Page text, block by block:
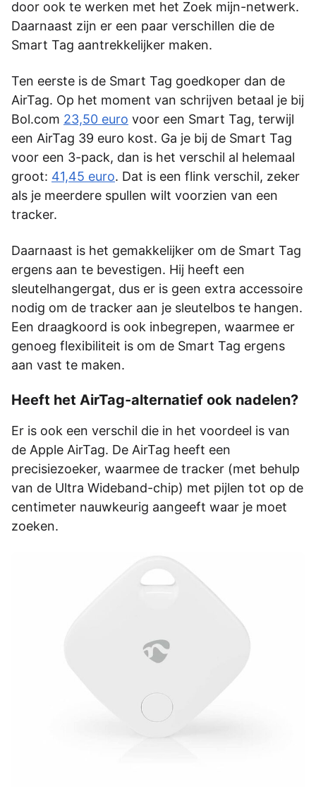
door ook te werken met het Zoek mijn-netwerk.
Daarnaast zijn er een paar verschillen die de
Smart Tag aantrekkelijker maken.
Ten eerste is de Smart Tag goedkoper dan de
AirTag. Op het moment van schrijven betaal je bij
Bol.com 23,50 euro voor een Smart Tag, terwijl
een AirTag 39 euro kost. Ga je bij de Smart Tag
voor een 3-pack, dan is het verschil al helemaal
groot: 41,45 euro. Dat is een flink verschil, zeker
als je meerdere spullen wilt voorzien van een
tracker.
Daarnaast is het gemakkelijker om de Smart Tag
ergens aan te bevestigen. Hij heeft een
sleutelhangergat, dus er is geen extra accessoire
nodig om de tracker aan je sleutelbos te hangen.
Een draagkoord is ook inbegrepen, waarmee er
genoeg flexibiliteit is om de Smart Tag ergens
aan vast te maken.
Heeft het AirTag-alternatief ook nadelen?
Er is ook een verschil die in het voordeel is van
de Apple AirTag. De AirTag heeft een
precisiezoeker, waarmee de tracker (met behulp
van de Ultra Wideband-chip) met pijlen tot op de
centimeter nauwkeurig aangeeft waar je moet
zoeken.